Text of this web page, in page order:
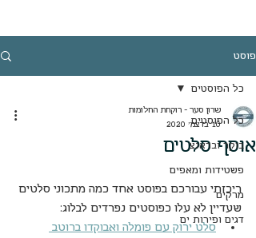
פוסט
כל הפוסטים
בוקר ובראנצ
פשטידות ומאפים
מרקים
דגים ופירות ים
כל הפוסטים
אוסף סלטים
שרון סער - רוקחת החלומות
10 בדצמ׳ 2020
ריכזתי עבורכם בפוסט אחד כמה מתכוני סלטים
שעדיין לא עלו כפוסטים נפרדים לבלוג:
סלט ירוק עם פומלה ואבוקדו ברוטב